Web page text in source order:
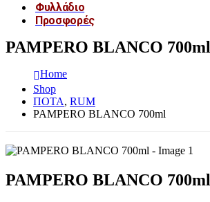
Φυλλάδιο
Προσφορές
PAMPERO BLANCO 700ml
Home
Shop
ΠΟΤΑ, RUM
PAMPERO BLANCO 700ml
PAMPERO BLANCO 700ml